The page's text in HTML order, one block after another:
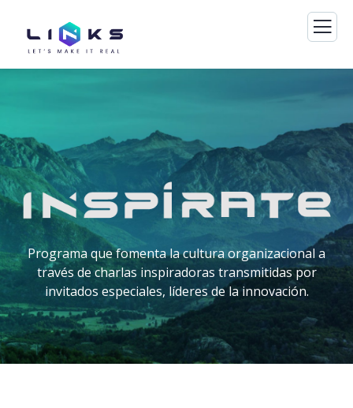
Programa que fomenta la cultura organizacional a
través de charlas inspiradoras transmitidas por
invitados especiales, líderes de la innovación.